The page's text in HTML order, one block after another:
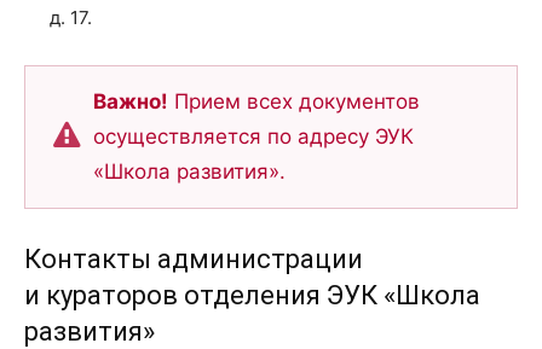
д. 17.
Важно! Прием всех документов
осуществляется по адресу ЭУК
«Школа развития».
Контакты администрации
и кураторов отделения ЭУК «Школа
развития»